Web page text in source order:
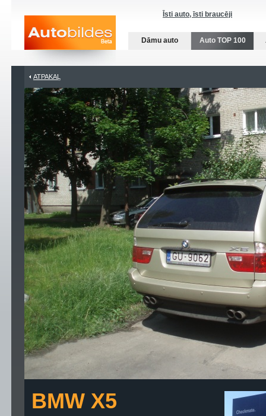
Īsti auto, īsti braucēji
Dāmu auto Auto TOP 100
ATPAKAĻ
BMW X5